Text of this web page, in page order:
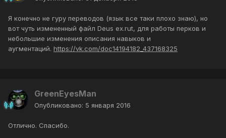
Я конечно не гуру переводов (язык все таки плохо знаю), но
вот чуть измененный файл Deus ex.rut, для работы перков и
небольшие изменения описания навыков и
аугментаций. https://vk.com/doc14194182_437168325
GreenEyesMan
Опубликовано: 5 января 2016
Отлично. Спасибо.